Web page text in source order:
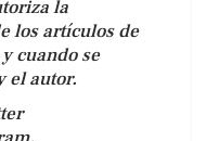
la
los artículos de
cuando se
el autor.